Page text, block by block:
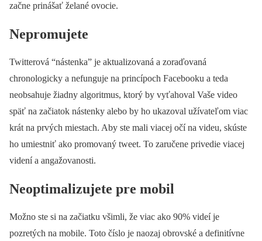
začne prinášať želané ovocie.
Nepromujete
Twitterová “nástenka” je aktualizovaná a zoraďovaná
chronologicky a nefunguje na princípoch Facebooku a teda
neobsahuje žiadny algoritmus, ktorý by vyťahoval Vaše video
späť na začiatok nástenky alebo by ho ukazoval užívateľom viac
krát na prvých miestach. Aby ste mali viacej očí na videu, skúste
ho umiestniť ako promovaný tweet. To zaručene privedie viacej
videní a angažovanosti.
Neoptimalizujete pre mobil
Možno ste si na začiatku všimli, že viac ako 90% videí je
pozretých na mobile. Toto číslo je naozaj obrovské a definitívne